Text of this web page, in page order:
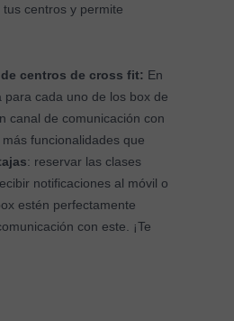
centros y permite
centros de cross fit: En
cada uno de los box de
canal de comunicación con
funcionalidades que
: reservar las clases
notificaciones al móvil o
estén perfectamente
con este. ¡Te